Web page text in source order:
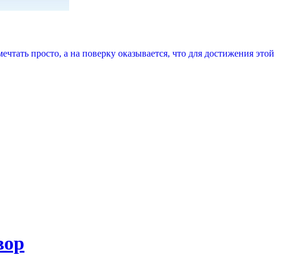
просто, а на поверку оказывается, что для достижения этой